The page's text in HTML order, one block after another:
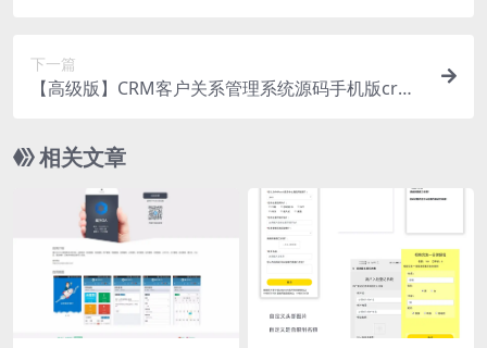
下一篇
【高级版】CRM客户关系管理系统源码手机版crm
相关文章